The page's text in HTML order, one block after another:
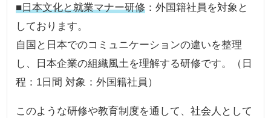
■日本文化と就業マナー研修 ：外国籍社員を対象と
しております。
自国と日本でのコミュニケーションの違いを整理
し、日本企業の組織風土を理解する研修です。（日
程：1日間 対象：外国籍社員）
このような研修や教育制度を通して、社会人として